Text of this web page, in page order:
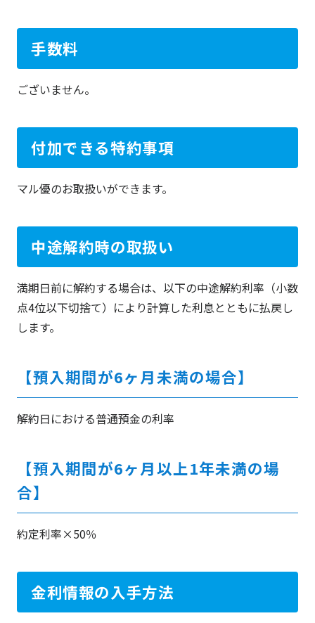
手数料
ございません。
付加できる特約事項
マル優のお取扱いができます。
中途解約時の取扱い
満期日前に解約する場合は、以下の中途解約利率（小数
点4位以下切捨て）により計算した利息とともに払戻し
します。
【預入期間が6ヶ月未満の場合】
解約日における普通預金の利率
【預入期間が6ヶ月以上1年未満の場
合】
約定利率×50％
金利情報の入手方法